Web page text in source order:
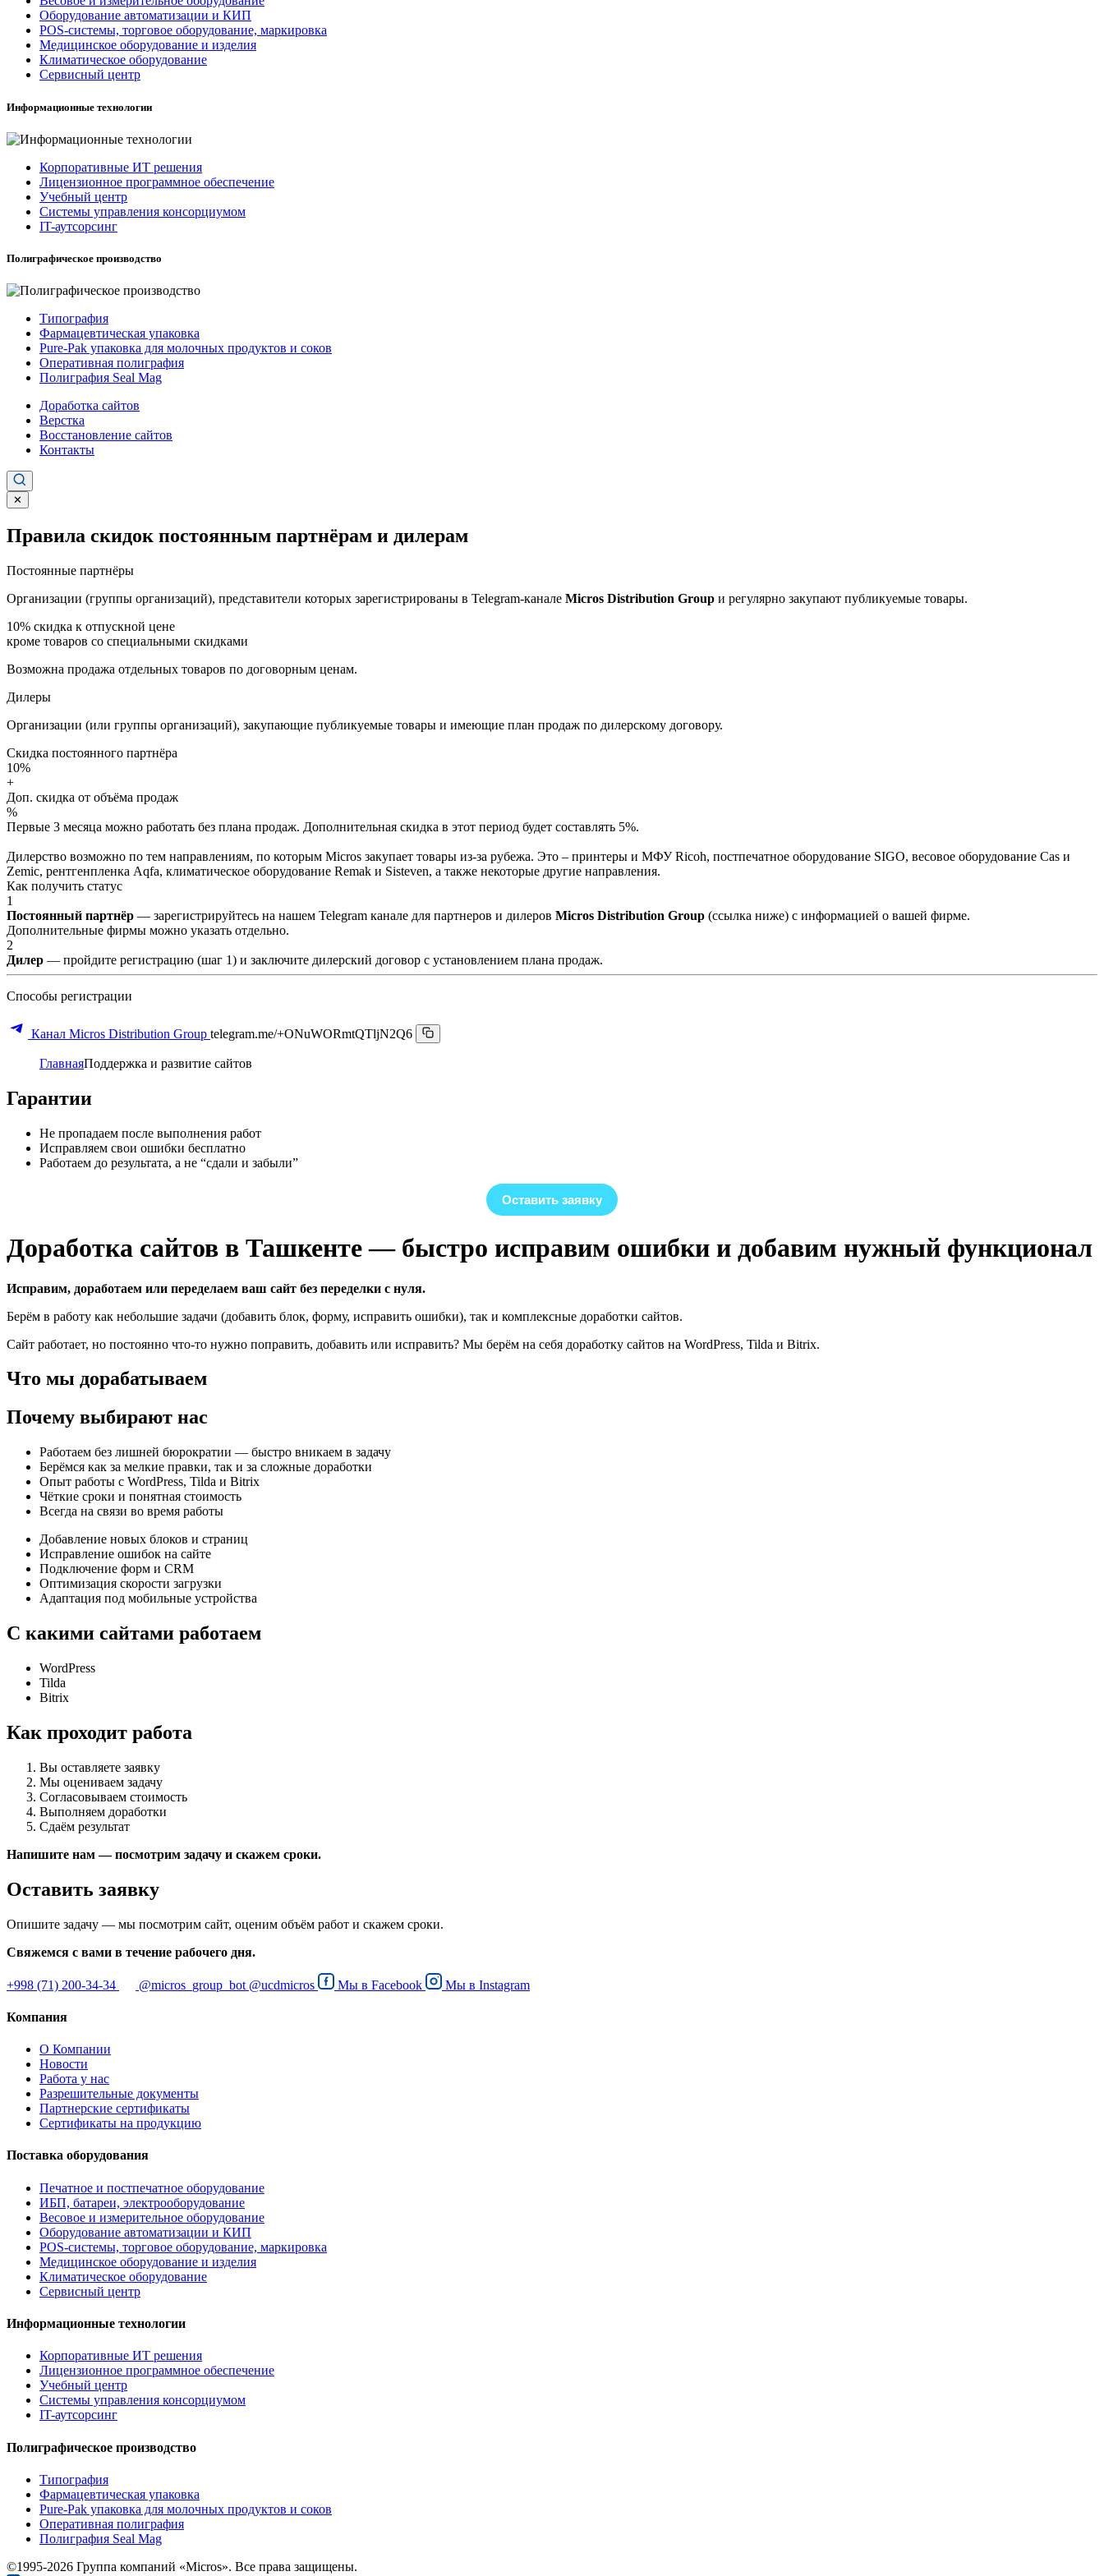
Оборудование автоматизации и КИП
POS-системы, торговое оборудование, маркировка
Медицинское оборудование и изделия
Климатическое оборудование
Сервисный центр
Информационные технологии
Корпоративные ИТ решения
Лицензионное программное обеспечение
Учебный центр
Системы управления консорциумом
IT-аутсорсинг
Полиграфическое производство
Типография
Фармацевтическая упаковка
Pure-Pak упаковка для молочных продуктов и соков
Оперативная полиграфия
Полиграфия Seal Mag
Доработка сайтов
Верстка
Восстановление сайтов
Контакты
✕
Правила скидок постоянным партнёрам и дилерам
Постоянные партнёры
Организации (группы организаций), представители которых зарегистрированы в Telegram-канале Micros Distribution Group и регулярно закупают публикуемые товары.
10% скидка к отпускной цене
кроме товаров со специальными скидками
Возможна продажа отдельных товаров по договорным ценам.
Дилеры
Организации (или группы организаций), закупающие публикуемые товары и имеющие план продаж по дилерскому договору.
Скидка постоянного партнёра
10%
+
Доп. скидка от объёма продаж
%
Первые 3 месяца можно работать без плана продаж. Дополнительная скидка в этот период будет составлять 5%.
Дилерство возможно по тем направлениям, по которым Micros закупает товары из-за рубежа. Это – принтеры и МФУ Ricoh, постпечатное оборудование SIGO, весовое оборудование Cas и
Zemic, рентгенпленка Aqfa, климатическое оборудование Remak и Sisteven, а также некоторые другие направления.
Как получить статус
1
Постоянный партнёр — зарегистрируйтесь на нашем Telegram канале для партнеров и дилеров Micros Distribution Group (ссылка ниже) с информацией о вашей фирме.
Дополнительные фирмы можно указать отдельно.
2
Дилер — пройдите регистрацию (шаг 1) и заключите дилерский договор с установлением плана продаж.
Способы регистрации
Канал Micros Distribution Group telegram.me/+ONuWORmtQTljN2Q6
ГлавнаяПоддержка и развитие сайтов
Гарантии
Не пропадаем после выполнения работ
Исправляем свои ошибки бесплатно
Работаем до результата, а не “сдали и забыли”
Оставить заявку
Доработка сайтов в Ташкенте — быстро исправим ошибки и добавим нужный функционал
Исправим, доработаем или переделаем ваш сайт без переделки с нуля.
Берём в работу как небольшие задачи (добавить блок, форму, исправить ошибки), так и комплексные доработки сайтов.
Сайт работает, но постоянно что-то нужно поправить, добавить или исправить? Мы берём на себя доработку сайтов на WordPress, Tilda и Bitrix.
Что мы дорабатываем
Почему выбирают нас
Работаем без лишней бюрократии — быстро вникаем в задачу
Берёмся как за мелкие правки, так и за сложные доработки
Опыт работы с WordPress, Tilda и Bitrix
Чёткие сроки и понятная стоимость
Всегда на связи во время работы
Добавление новых блоков и страниц
Исправление ошибок на сайте
Подключение форм и CRM
Оптимизация скорости загрузки
Адаптация под мобильные устройства
С какими сайтами работаем
WordPress
Tilda
Bitrix
Как проходит работа
Вы оставляете заявку
Мы оцениваем задачу
Согласовываем стоимость
Выполняем доработки
Сдаём результат
Напишите нам — посмотрим задачу и скажем сроки.
Оставить заявку
Опишите задачу — мы посмотрим сайт, оценим объём работ и скажем сроки.
Свяжемся с вами в течение рабочего дня.
+998 (71) 200-34-34 @micros_group_bot @ucdmicros Мы в Facebook Мы в Instagram
Компания
О Компании
Новости
Работа у нас
Разрешительные документы
Партнерские сертификаты
Сертификаты на продукцию
Поставка оборудования
Печатное и постпечатное оборудование
ИБП, батареи, электрооборудование
Весовое и измерительное оборудование
Оборудование автоматизации и КИП
POS-системы, торговое оборудование, маркировка
Медицинское оборудование и изделия
Климатическое оборудование
Сервисный центр
Информационные технологии
Корпоративные ИТ решения
Лицензионное программное обеспечение
Учебный центр
Системы управления консорциумом
IT-аутсорсинг
Полиграфическое производство
Типография
Фармацевтическая упаковка
Pure-Pak упаковка для молочных продуктов и соков
Оперативная полиграфия
Полиграфия Seal Mag
©1995-2026 Группа компаний «Micros». Все права защищены.